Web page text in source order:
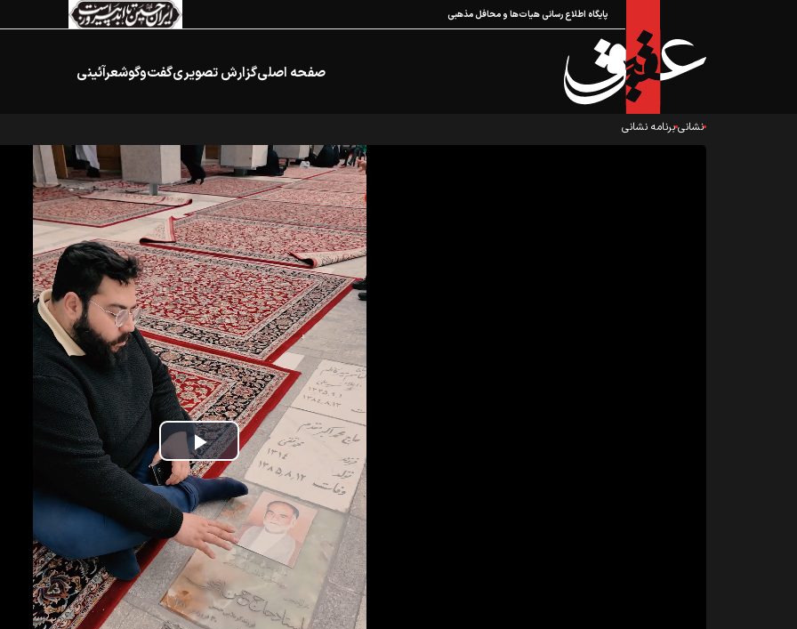
پایگاه اطلاع رسانی هیات‌ها و محافل مذهبی
صفحه اصلیگزارش تصویریگفت‌وگوشعرآئینی
نشانیبرنامه نشانی
Play
Video